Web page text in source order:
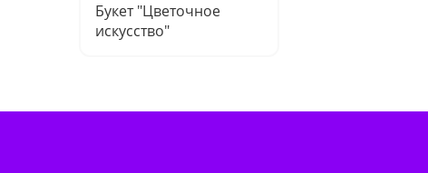
Букет "Цветочное
искусство"